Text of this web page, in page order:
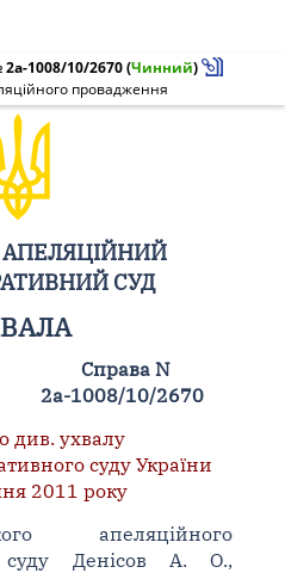
2а-1008/10/2670(Чинний)
провадження
АПЕЛЯЦІЙНИЙ
СУД
Справа N
2а-1008/10/2670
див. ухвалу
суду України
2011 року
апеляційного
суду Денісов А. О.,